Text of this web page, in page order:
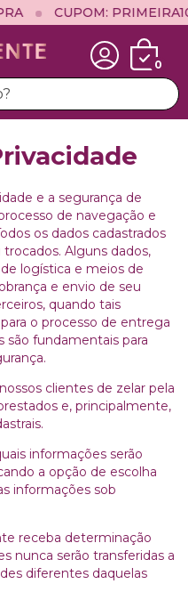
CUPOM:
0
e a segurança de
de navegação e
os dados cadastrados
Alguns dados,
logística e meios de
e envio de seu
quando tais
o processo de entrega
são fundamentais para
clientes de zelar pela
e, principalmente,
informações serão
a opção de escolha
informações sob
receba determinação
nunca serão transferidas a
diferentes daquelas